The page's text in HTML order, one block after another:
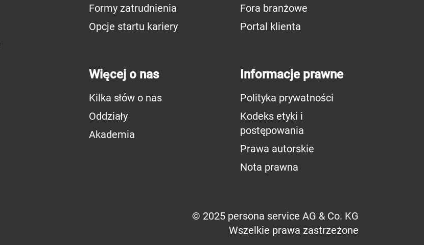
Formy zatrudnienia
Opcje startu kariery
Fora branżowe
Portal klienta
Więcej o nas
Kilka słów o nas
Oddziały
Akademia
Informacje prawne
Polityka prywatności
Kodeks etyki i
postępowania
Prawa autorskie
Nota prawna
© 2025 persona service AG & Co. KG
Wszelkie prawa zastrzeżone